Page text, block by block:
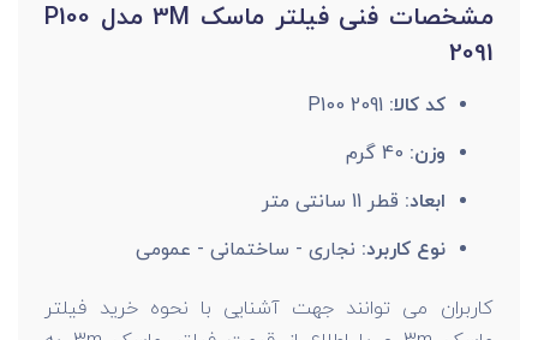
مشخصات فنی فیلتر ماسک 3M مدل P100
2091
کد کالا:P100 2091
وزن: 40 گرم
ابعاد: قطر 11 سانتی‌ متر
نوع کاربرد: نجاری - ساختمانی - عمومی
کاربران می توانند جهت آشنایی با نحوه خرید فیلتر